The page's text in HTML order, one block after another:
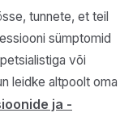
tunnete, et teil
sümptomid
või
leidke altpoolt oma
ja -